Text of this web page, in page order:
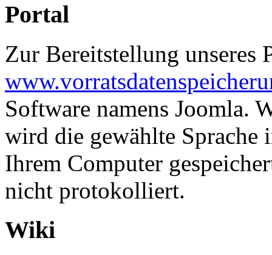
Portal
Zur Bereitstellung unseres
Software namens Joomla.
wird die gewählte Sprache
Ihrem Computer
nicht protokolliert.
Wiki